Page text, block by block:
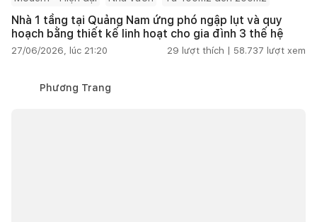
Nhà 1 tầng tại Quảng Nam ứng phó ngập lụt và quy
hoạch bằng thiết kế linh hoạt cho gia đình 3 thế hệ
27/06/2026, lúc 21:20 29 lượt thích | 58.737 lượt xem
Phương Trang